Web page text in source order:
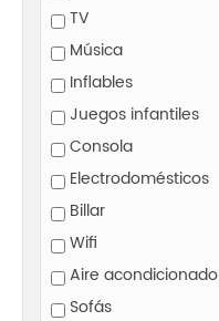
TV
Música
Inflables
Juegos infantiles
Consola
Electrodomésticos
Billar
Wifi
Aire acondicionado
Sofás